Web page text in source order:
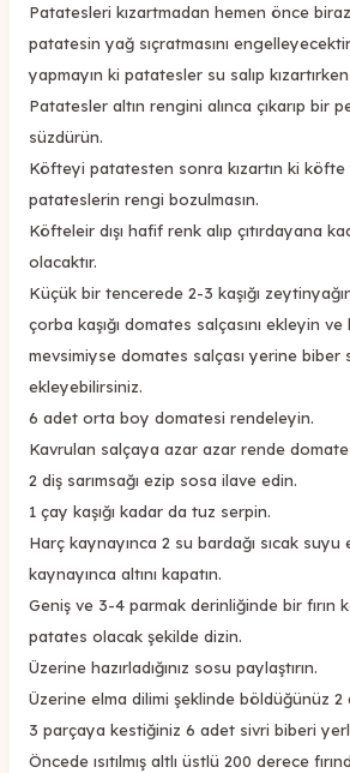
Patatesleri kızartmadan hemen önce
patatesin yağ sıçratmasını
yapmayın ki patatesler su salıp kızartırken
Patatesler altın rengini alınca çıkarıp bir
süzdürün.
Köfteyi patatesten sonra kızartın ki köfte
patateslerin rengi bozulmasın.
Köfteleir dışı hafif renk alıp çıtırdayana
olacaktır.
Küçük bir tencerede 2-3 kaşığı
çorba kaşığı domates salçasını ekleyin
mevsimiyse domates salçası yerine biber
ekleyebilirsiniz.
6 adet orta boy domatesi rendeleyin.
Kavrulan salçaya azar azar rende
2 diş sarımsağı ezip sosa ilave edin.
1 çay kaşığı kadar da tuz serpin.
Harç kaynayınca 2 su bardağı sıcak suyu
kaynayınca altını kapatın.
Geniş ve 3-4 parmak derinliğinde bir fırın
patates olacak şekilde dizin.
Üzerine hazırladığınız sosu paylaştırın.
Üzerine elma dilimi şeklinde böldüğünüz
3 parçaya kestiğiniz 6 adet sivri biberi
Öncede ısıtılmış altlı üstlü 200 derece